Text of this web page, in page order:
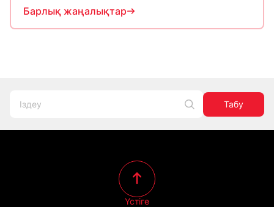
Барлық жаңалықтар
Табу
Үстіге